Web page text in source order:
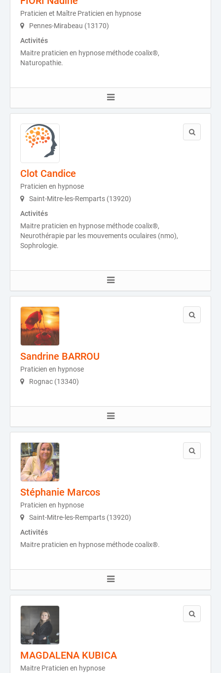
Praticien et Maître Praticien en hypnose
Pennes-Mirabeau (13170)
Activités
Maitre praticien en hypnose méthode coalix®,
Naturopathie.
Clot Candice
Praticien en hypnose
Saint-Mitre-les-Remparts (13920)
Activités
Maitre praticien en hypnose méthode coalix®,
Neurothérapie par les mouvements oculaires (nmo),
Sophrologie.
Sandrine BARROU
Praticien en hypnose
Rognac (13340)
Stéphanie Marcos
Praticien en hypnose
Saint-Mitre-les-Remparts (13920)
Activités
Maitre praticien en hypnose méthode coalix®.
MAGDALENA KUBICA
Maitre Praticien en hypnose